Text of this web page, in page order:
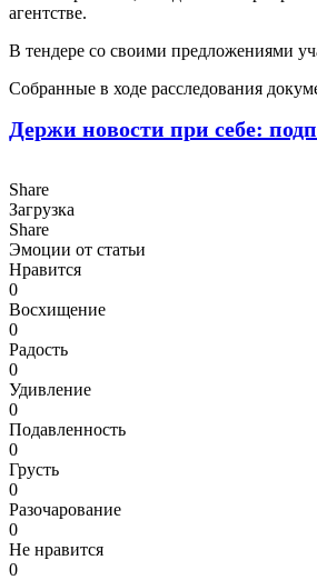
агентстве.
В тендере со своими предложениями
Собранные в ходе расследования
Держи новости при себе:
Share
Загрузка
Share
Эмоции от статьи
Нравится
0
Восхищение
0
Радость
0
Удивление
0
Подавленность
0
Грусть
0
Разочарование
0
Не нравится
0